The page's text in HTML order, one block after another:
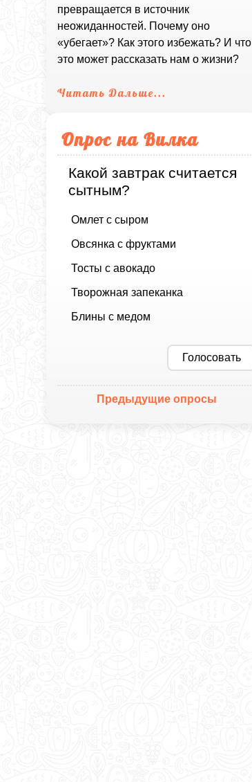
превращается в источник
неожиданностей. Почему оно
«убегает»? Как этого избежать? И что
это может рассказать нам о жизни?
Читать Дальше...
Опрос на Вилка
Какой завтрак считается
сытным?
Омлет с сыром
Овсянка с фруктами
Тосты с авокадо
Творожная запеканка
Блины с медом
Голосовать
Предыдущие опросы